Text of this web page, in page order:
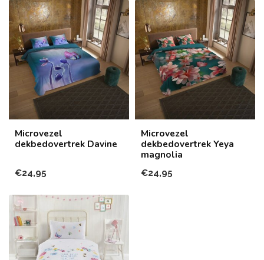
Microvezel
dekbedovertrek Davine
€24,95
Microvezel
dekbedovertrek Yeya
magnolia
€24,95